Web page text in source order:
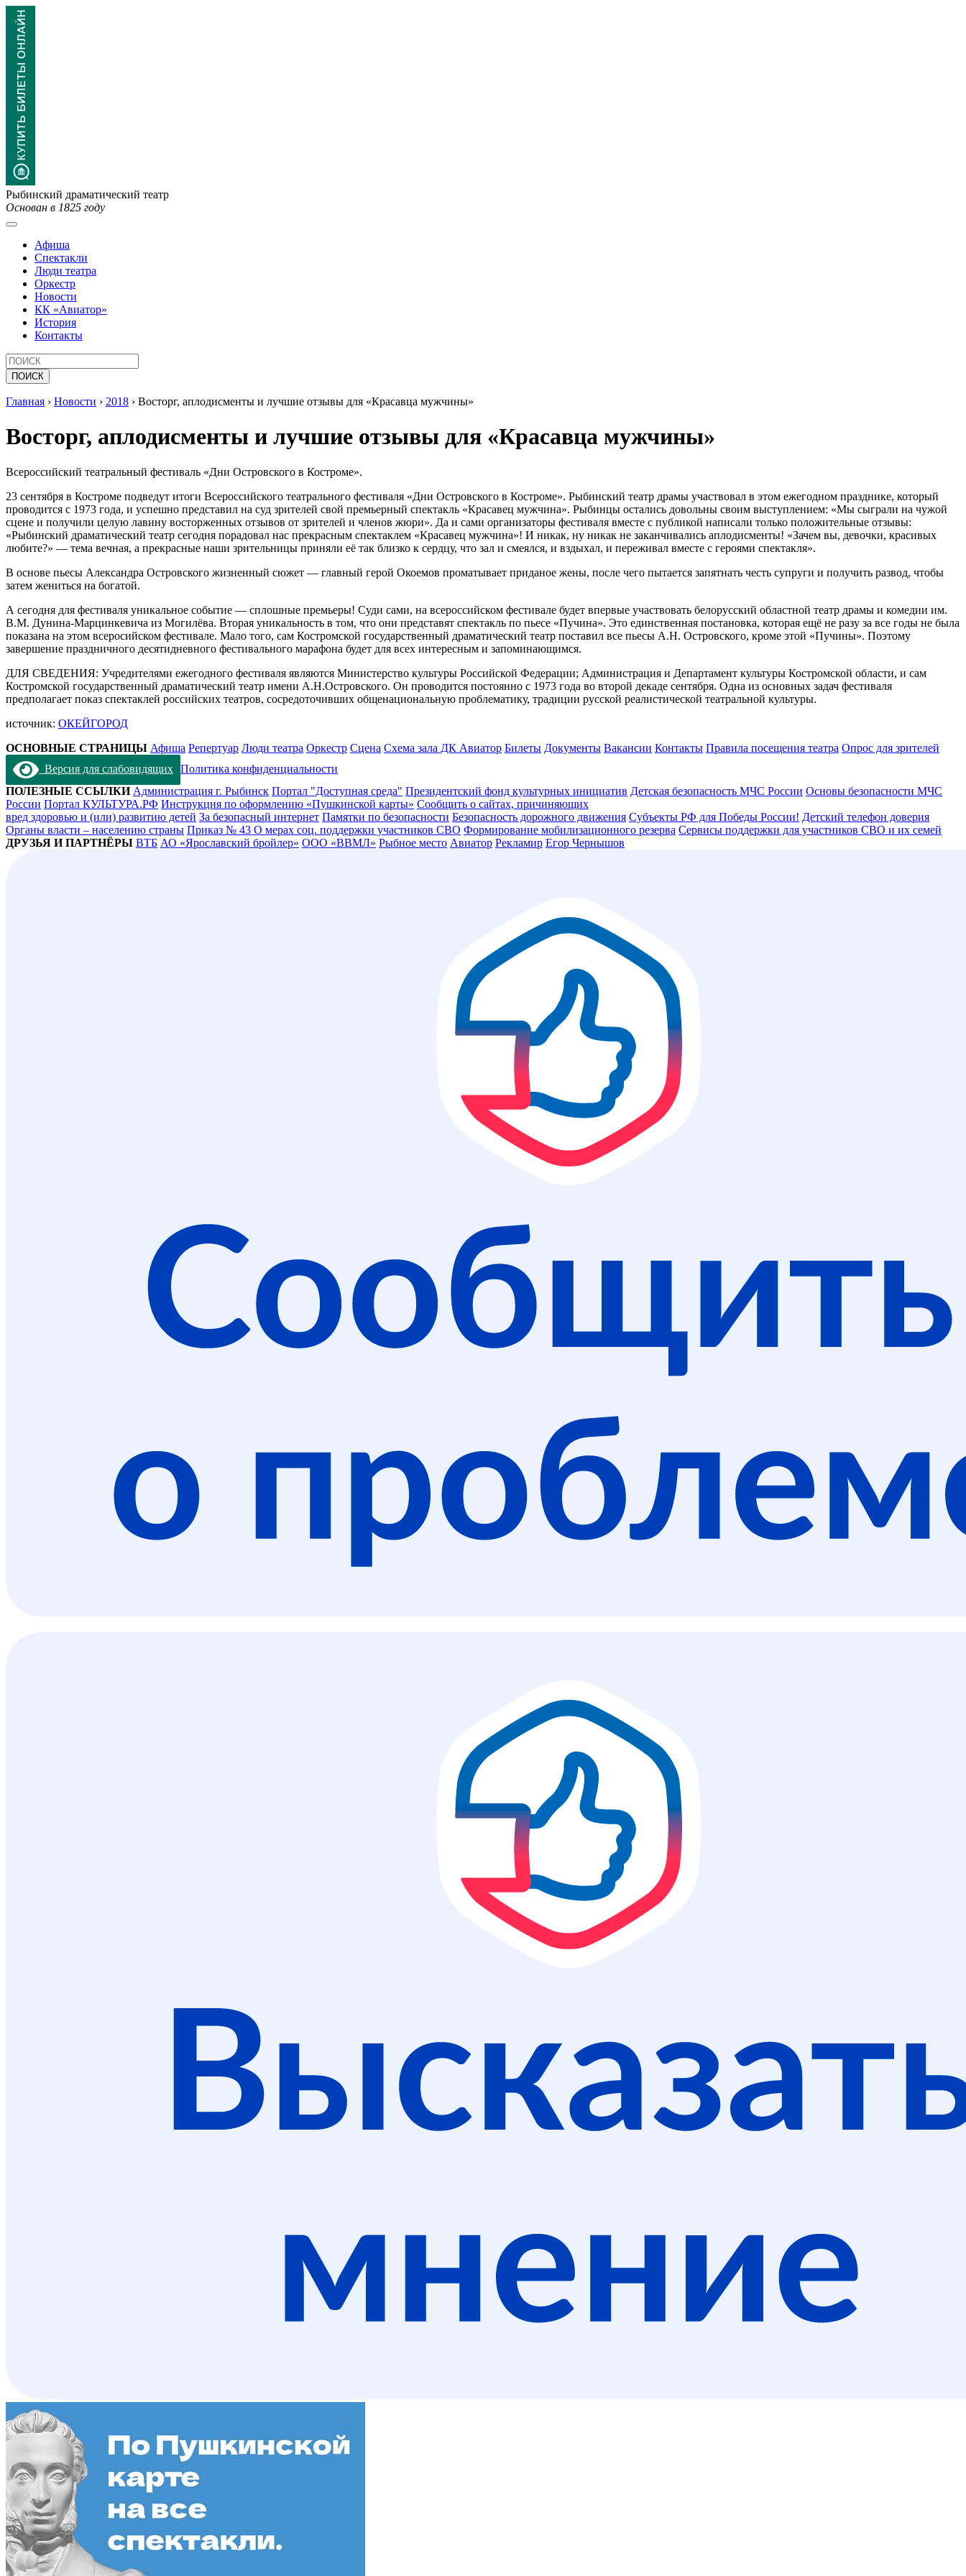
Рыбинский драматический театр
Основан в 1825 году
Афиша
Спектакли
Люди театра
Оркестр
Новости
КК «Авиатор»
История
Контакты
Главная › Новости › 2018 › Восторг, аплодисменты и лучшие отзывы для «Красавца мужчины»
Восторг, аплодисменты и лучшие отзывы для «Красавца мужчины»
Всероссийский театральный фестиваль «Дни Островского в Костроме».
23 сентября в Костроме подведут итоги Всероссийского театрального фестиваля «Дни Островского в Костроме». Рыбинский театр драмы участвовал в этом ежегодном празднике, который
проводится с 1973 года, и успешно представил на суд зрителей свой премьерный спектакль «Красавец мужчина». Рыбинцы остались довольны своим выступлением: «Мы сыграли на чужой
сцене и получили целую лавину восторженных отзывов от зрителей и членов жюри». Да и сами организаторы фестиваля вместе с публикой написали только положительные отзывы:
«Рыбинский драматический театр сегодня порадовал нас прекрасным спектаклем «Красавец мужчина»! И никак, ну никак не заканчивались аплодисменты! «Зачем вы, девочки, красивых
любите?» — тема вечная, а прекрасные наши зрительницы приняли её так близко к сердцу, что зал и смеялся, и вздыхал, и переживал вместе с героями спектакля».
В основе пьесы Александра Островского жизненный сюжет — главный герой Окоемов проматывает приданое жены, после чего пытается запятнать честь супруги и получить развод, чтобы
затем жениться на богатой.
А сегодня для фестиваля уникальное событие — сплошные премьеры! Суди сами, на всероссийском фестивале будет впервые участвовать белорусский областной театр драмы и комедии им.
В.М. Дунина-Марцинкевича из Могилёва. Вторая уникальность в том, что они представят спектакль по пьесе «Пучина». Это единственная постановка, которая ещё не разу за все годы не была
показана на этом всеросийском фестивале. Мало того, сам Костромской государственный драматический театр поставил все пьесы А.Н. Островского, кроме этой «Пучины». Поэтому
завершение праздничного десятидневного фестивального марафона будет для всех интересным и запоминающимся.
ДЛЯ СВЕДЕНИЯ: Учредителями ежегодного фестиваля являются Министерство культуры Российской Федерации; Администрация и Департамент культуры Костромской области, и сам
Костромской государственный драматический театр имени А.Н.Островского. Он проводится постоянно с 1973 года во второй декаде сентября. Одна из основных задач фестиваля
предполагает показ спектаклей российских театров, сосредоточивших общенациональную проблематику, традиции русской реалистической театральной культуры.
источник: ОКЕЙГОРОД
ОСНОВНЫЕ СТРАНИЦЫ Афиша Репертуар Люди театра Оркестр Сцена Схема зала ДК Авиатор Билеты Документы Вакансии Контакты Правила посещения театра Опрос для зрителей
Версия для слабовидящих Политика конфиденциальности
ПОЛЕЗНЫЕ ССЫЛКИ Администрация г. Рыбинск Портал "Доступная среда" Президентский фонд культурных инициатив Детская безопасность МЧС России Основы безопасности МЧС
России Портал КУЛЬТУРА.РФ Инструкция по оформлению «Пушкинской карты» Сообщить о сайтах, причиняющих
вред здоровью и (или) развитию детей За безопасный интернет Памятки по безопасности Безопасность дорожного движения Субъекты РФ для Победы России! Детский телефон доверия
Органы власти – населению страны Приказ № 43 О мерах соц. поддержки участников СВО Формирование мобилизационного резерва Сервисы поддержки для участников СВО и их семей
ДРУЗЬЯ И ПАРТНЁРЫ ВТБ АО «Ярославский бройлер» ООО «ВВМЛ» Рыбное место Авиатор Рекламир Егор Чернышов